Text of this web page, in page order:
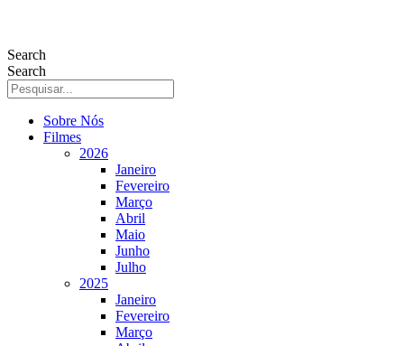
Search
Search
Sobre Nós
Filmes
2026
Janeiro
Fevereiro
Março
Abril
Maio
Junho
Julho
2025
Janeiro
Fevereiro
Março